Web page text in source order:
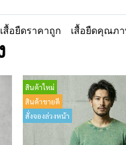
เสื้อยืดราคาถูก เสื้อยืดคุณภ
สินค้าใหม่
สินค้าขายดี
สั่งจองล่วงหน้า